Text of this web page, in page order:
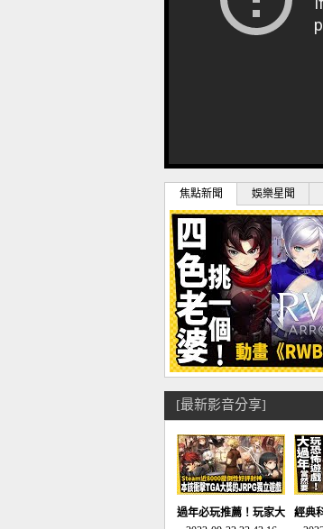
焦點新聞 娛樂星聞
[最新影音分享]
過年必玩推薦！玩家大
經典